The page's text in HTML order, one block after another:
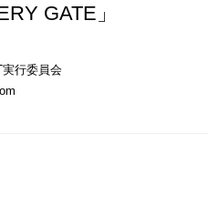
GATE」
行委員会